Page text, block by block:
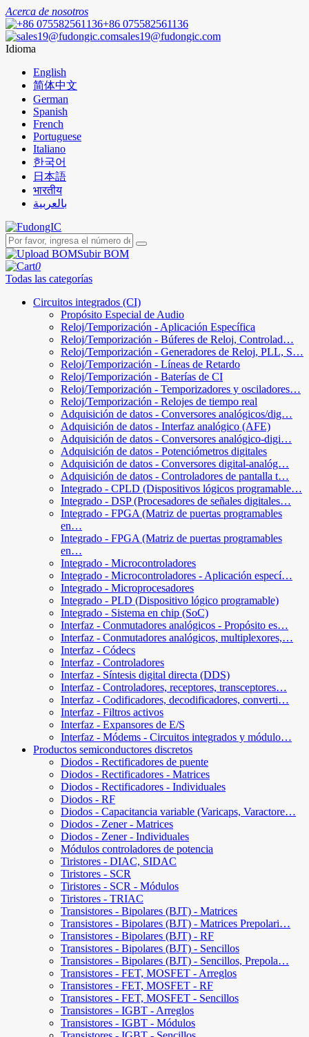
Acerca de nosotros
+86 075582561136
sales19@fudongic.com
Idioma
English
简体中文
German
Spanish
French
Portuguese
Italiano
한국어
日本語
भारतीय
بالعربية
Subir BOM
0
Todas las categorías
Circuitos integrados (CI)
Propósito Especial de Audio
Reloj/Temporización - Aplicación Específica
Reloj/Temporización - Búferes de Reloj, Controlad…
Reloj/Temporización - Generadores de Reloj, PLL, S…
Reloj/Temporización - Líneas de Retardo
Reloj/Temporización - Baterías de CI
Reloj/Temporización - Temporizadores y osciladores…
Reloj/Temporización - Relojes de tiempo real
Adquisición de datos - Conversores analógicos/dig…
Adquisición de datos - Interfaz analógico (AFE)
Adquisición de datos - Conversores analógico-digi…
Adquisición de datos - Potenciómetros digitales
Adquisición de datos - Conversores digital-analóg…
Adquisición de datos - Controladores de pantalla t…
Integrado - CPLD (Dispositivos lógicos programable…
Integrado - DSP (Procesadores de señales digitales…
Integrado - FPGA (Matriz de puertas programables
en…
Integrado - FPGA (Matriz de puertas programables
en…
Integrado - Microcontroladores
Integrado - Microcontroladores - Aplicación especí…
Integrado - Microprocesadores
Integrado - PLD (Dispositivo lógico programable)
Integrado - Sistema en chip (SoC)
Interfaz - Conmutadores analógicos - Propósito es…
Interfaz - Conmutadores analógicos, multiplexores,…
Interfaz - Códecs
Interfaz - Controladores
Interfaz - Síntesis digital directa (DDS)
Interfaz - Controladores, receptores, transceptores…
Interfaz - Codificadores, decodificadores, converti…
Interfaz - Filtros activos
Interfaz - Expansores de E/S
Interfaz - Módems - Circuitos integrados y módulo…
Productos semiconductores discretos
Diodos - Rectificadores de puente
Diodos - Rectificadores - Matrices
Diodos - Rectificadores - Individuales
Diodos - RF
Diodos - Capacitancia variable (Varicaps, Varactore…
Diodos - Zener - Matrices
Diodos - Zener - Individuales
Módulos controladores de potencia
Tiristores - DIAC, SIDAC
Tiristores - SCR
Tiristores - SCR - Módulos
Tiristores - TRIAC
Transistores - Bipolares (BJT) - Matrices
Transistores - Bipolares (BJT) - Matrices Prepolari…
Transistores - Bipolares (BJT) - RF
Transistores - Bipolares (BJT) - Sencillos
Transistores - Bipolares (BJT) - Sencillos, Prepola…
Transistores - FET, MOSFET - Arreglos
Transistores - FET, MOSFET - RF
Transistores - FET, MOSFET - Sencillos
Transistores - IGBT - Arreglos
Transistores - IGBT - Módulos